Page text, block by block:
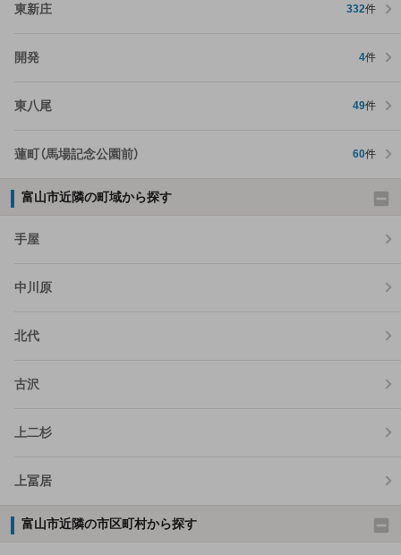
東新庄 332件
開発 4件
東八尾 49件
蓮町（馬場記念公園前） 60件
富山市近隣の町域から探す
手屋
中川原
北代
古沢
上二杉
上冨居
富山市近隣の市区町村から探す